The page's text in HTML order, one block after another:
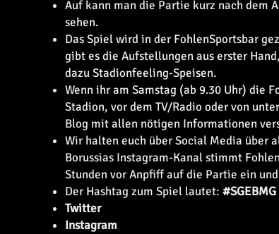
Auf kann man die Partie kurz nach dem
sehen.
Das Spiel wird in der FohlenSportsbar
gibt es die Aufstellungen aus erster
dazu Stadionfeeling-Speisen.
Wenn ihr am Samstag (ab 9.30 Uhr) die
Stadion, vor dem TV/Radio oder von
Blog mit allen nötigen Informationen
Wir halten euch über Social Media über
Borussias Instagram-Kanal stimmt
Stunden vor Anpfiff auf die Partie ein
Der Hashtag zum Spiel lautet: #SGEBMG
Twitter
Instagram